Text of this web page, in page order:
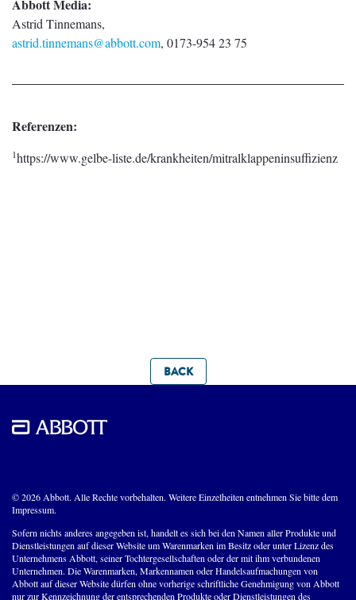
Abbott Media:
Astrid Tinnemans,
astrid.tinnemans@abbott.com, 0173-954 23 75
Referenzen:
1https://www.gelbe-liste.de/krankheiten/mitralklappeninsuffizienz
BACK
© 2026 Abbott. Alle Rechte vorbehalten. Weitere Einzelheiten entnehmen Sie bitte dem
Impressum.
Sofern nichts anderes angegeben ist, handelt es sich bei den Namen aller Produkte und
Dienstleistungen auf dieser Website um Warenmarken im Besitz oder unter Lizenz des
Unternehmens Abbott, seiner Tochtergesellschaften oder der mit ihm verbundenen
Unternehmen. Die Warenmarken, Markennamen oder Handelsaufmachungen von
Abbott auf dieser Website dürfen ohne vorherige schriftliche Genehmigung von Abbott
nur zur Kennzeichnung der entsprechenden Produkte oder Dienstleistungen des